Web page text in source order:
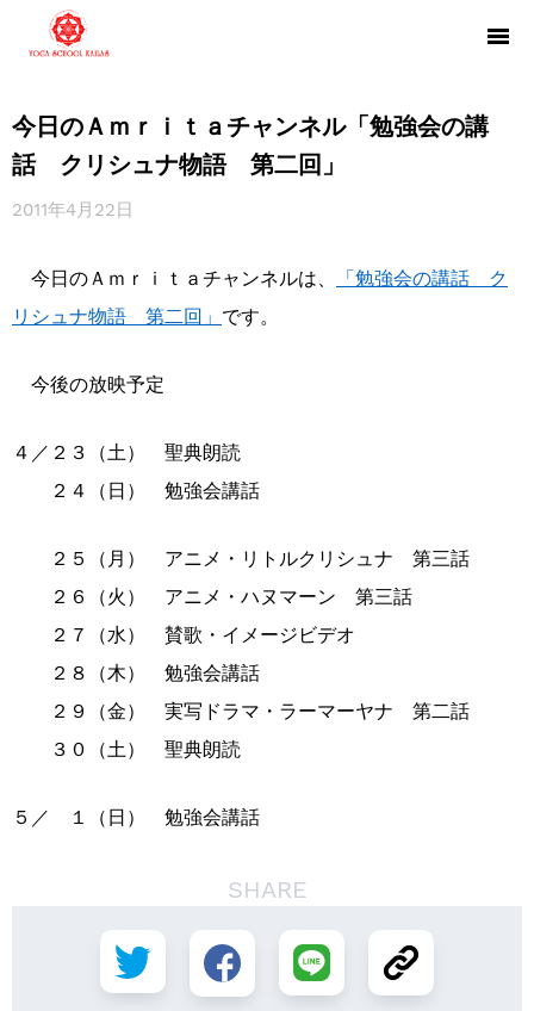
今日のＡｍｒｉｔａチャンネル「勉強会の講
話 クリシュナ物語 第二回」
2011年4月22日
今日のＡｍｒｉｔａチャンネルは、
「勉強会の講話 ク
リシュナ物語 第二回」 です。
今後の放映予定
４／２３（土） 聖典朗読
２４（日） 勉強会講話
２５（月） アニメ・リトルクリシュナ 第三話
２６（火） アニメ・ハヌマーン 第三話
２７（水） 賛歌・イメージビデオ
２８（木） 勉強会講話
２９（金） 実写ドラマ・ラーマーヤナ 第二話
３０（土） 聖典朗読
５／ １（日） 勉強会講話
SHARE